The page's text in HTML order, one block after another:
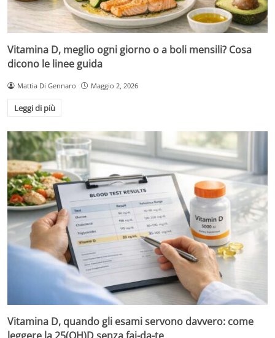
Vitamina D, meglio ogni giorno o a boli mensili? Cosa
dicono le linee guida
Mattia Di Gennaro Maggio 2, 2026
Leggi di più
Vitamina D, quando gli esami servono davvero: come